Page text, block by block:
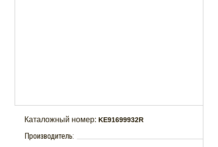
Каталожный номер: KE91699932R
Производитель: